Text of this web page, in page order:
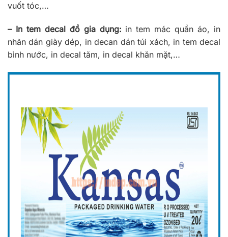
vuốt tóc,…
– In tem decal đồ gia dụng: in tem mác quần áo, in
nhãn dán giày dép, in decan dán túi xách, in tem decal
bình nước, in decal tăm, in decal khăn mặt,…